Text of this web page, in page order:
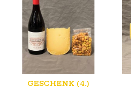
GESCHENK (4.)